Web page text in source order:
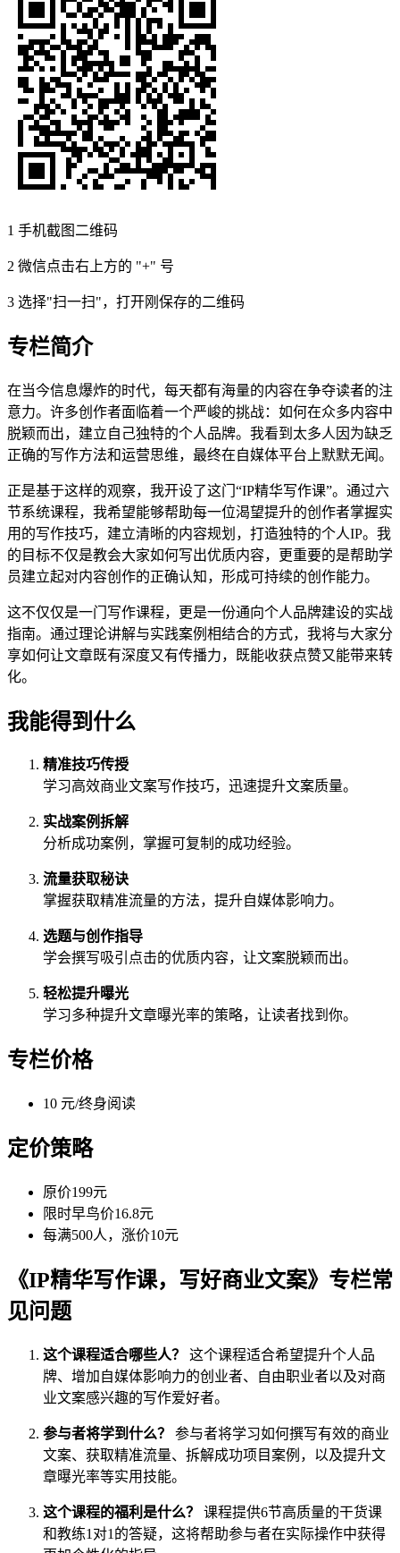
1 手机截图二维码
2 微信点击右上方的 "+" 号
3 选择"扫一扫"，打开刚保存的二维码
专栏简介
在当今信息爆炸的时代，每天都有海量的内容在争夺读者的注
意力。许多创作者面临着一个严峻的挑战：如何在众多内容中
脱颖而出，建立自己独特的个人品牌。我看到太多人因为缺乏
正确的写作方法和运营思维，最终在自媒体平台上默默无闻。
正是基于这样的观察，我开设了这门“IP精华写作课”。通过六
节系统课程，我希望能够帮助每一位渴望提升的创作者掌握实
用的写作技巧，建立清晰的内容规划，打造独特的个人IP。我
的目标不仅是教会大家如何写出优质内容，更重要的是帮助学
员建立起对内容创作的正确认知，形成可持续的创作能力。
这不仅仅是一门写作课程，更是一份通向个人品牌建设的实战
指南。通过理论讲解与实践案例相结合的方式，我将与大家分
享如何让文章既有深度又有传播力，既能收获点赞又能带来转
化。
我能得到什么
精准技巧传授
学习高效商业文案写作技巧，迅速提升文案质量。
实战案例拆解
分析成功案例，掌握可复制的成功经验。
流量获取秘诀
掌握获取精准流量的方法，提升自媒体影响力。
选题与创作指导
学会撰写吸引点击的优质内容，让文案脱颖而出。
轻松提升曝光
学习多种提升文章曝光率的策略，让读者找到你。
专栏价格
10 元/终身阅读
定价策略
原价199元
限时早鸟价16.8元
每满500人，涨价10元
《IP精华写作课，写好商业文案》专栏常
见问题
这个课程适合哪些人？
这个课程适合希望提升个人品
牌、增加自媒体影响力的创业者、自由职业者以及对商
业文案感兴趣的写作爱好者。
参与者将学到什么？
参与者将学习如何撰写有效的商业
文案、获取精准流量、拆解成功项目案例，以及提升文
章曝光率等实用技能。
这个课程的福利是什么？
课程提供6节高质量的干货课
和教练1对1的答疑，这将帮助参与者在实际操作中获得